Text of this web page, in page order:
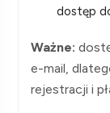
dostęp
Ważne:
e-mail,
rejestracji i